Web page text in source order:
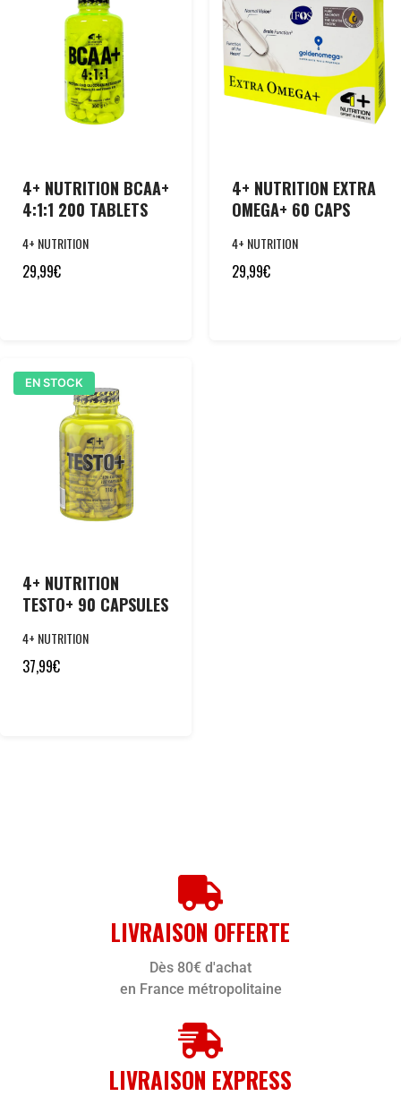
4+ NUTRITION BCAA+
4:1:1 200 TABLETS
4+ NUTRITION
29,99€
4+ NUTRITION EXTRA
OMEGA+ 60 CAPS
4+ NUTRITION
29,99€
EN STOCK
4+ NUTRITION
TESTO+ 90 CAPSULES
4+ NUTRITION
37,99€
LIVRAISON OFFERTE
Dès 80€ d'achat
en France métropolitaine
LIVRAISON EXPRESS